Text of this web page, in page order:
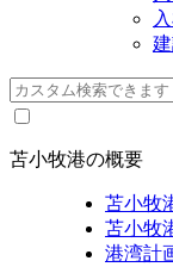
苫小牧港の概要
苫小牧
苫小牧
港湾計